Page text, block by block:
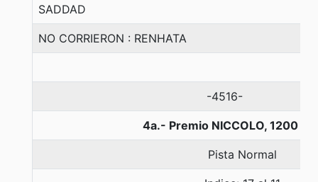
SADDAD
NO CORRIERON : RENHATA
-4516-
4a.- Premio NICCOLO, 1200
Pista Normal